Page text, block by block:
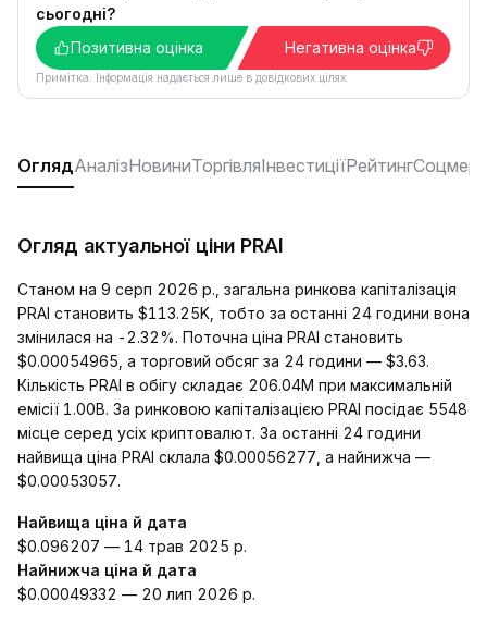
сьогодні?
Позитивна оцінка
Негативна оцінка
Примітка. Інформація надається лише в довідкових цілях.
ОглядАналізНовиниТоргівляІнвестиціїРейтинг
Огляд актуальної ціни PRAI
Станом на 9 серп 2026 р., загальна ринкова капіталізація
PRAI становить $113.25K, тобто за останні 24 години вона
змінилася на -2.32%. Поточна ціна PRAI становить
$0.00054965, а торговий обсяг за 24 години — $3.63.
Кількість PRAI в обігу складає 206.04M при максимальній
емісії 1.00B. За ринковою капіталізацією PRAI посідає 5548
місце серед усіх криптовалют. За останні 24 години
найвища ціна PRAI склала $0.00056277, а найнижча —
$0.00053057.
Найвища ціна й дата
$0.096207 — 14 трав 2025 р.
Найнижча ціна й дата
$0.00049332 — 20 лип 2026 р.